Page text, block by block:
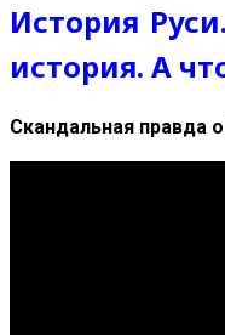
История
история. А
Скандальная правда